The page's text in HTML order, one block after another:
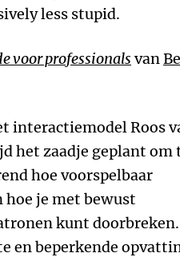
less stupid.
voor professionals van
interactiemodel Roos
het zaadje geplant om
hoe voorspelbaar
je met bewust
kunt
en beperkende